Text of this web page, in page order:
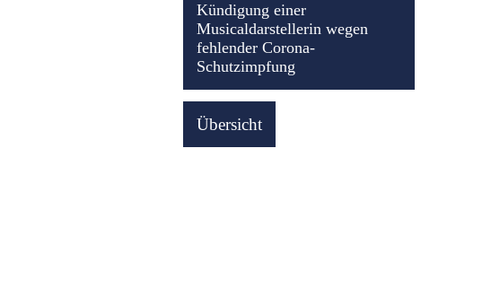
Kündigung einer
Musicaldarstellerin wegen
fehlender Corona-
Schutzimpfung
Übersicht